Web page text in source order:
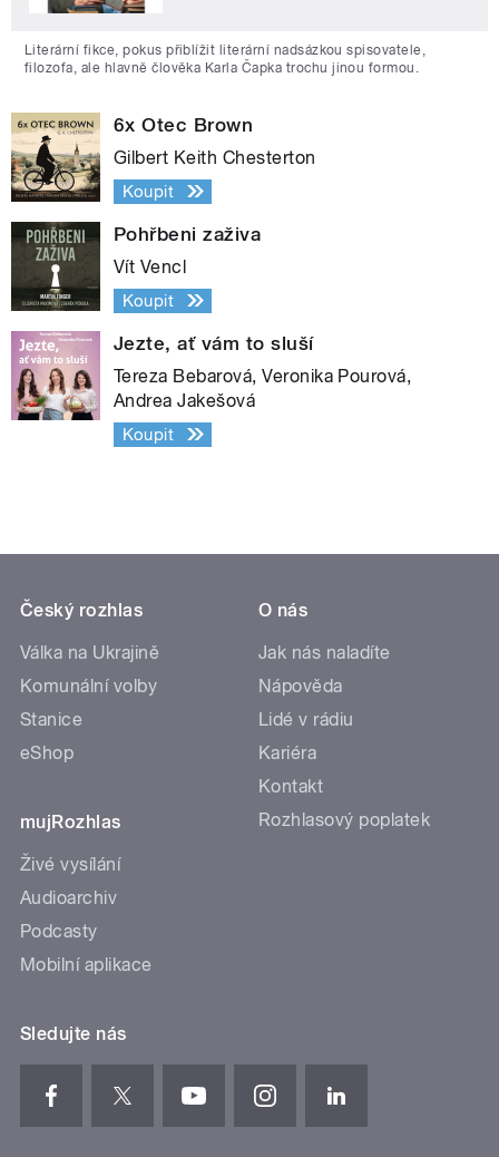
Literární fikce, pokus přiblížit literární nadsázkou spisovatele,
filozofa, ale hlavně člověka Karla Čapka trochu jinou formou.
6x Otec Brown
Gilbert Keith Chesterton
Koupit
Pohřbeni zaživa
Vít Vencl
Koupit
Jezte, ať vám to sluší
Tereza Bebarová, Veronika Pourová,
Andrea Jakešová
Koupit
Český rozhlas
Válka na Ukrajině
Komunální volby
Stanice
eShop
mujRozhlas
Živé vysílání
Audioarchiv
Podcasty
Mobilní aplikace
O nás
Jak nás naladíte
Nápověda
Lidé v rádiu
Kariéra
Kontakt
Rozhlasový poplatek
Sledujte nás